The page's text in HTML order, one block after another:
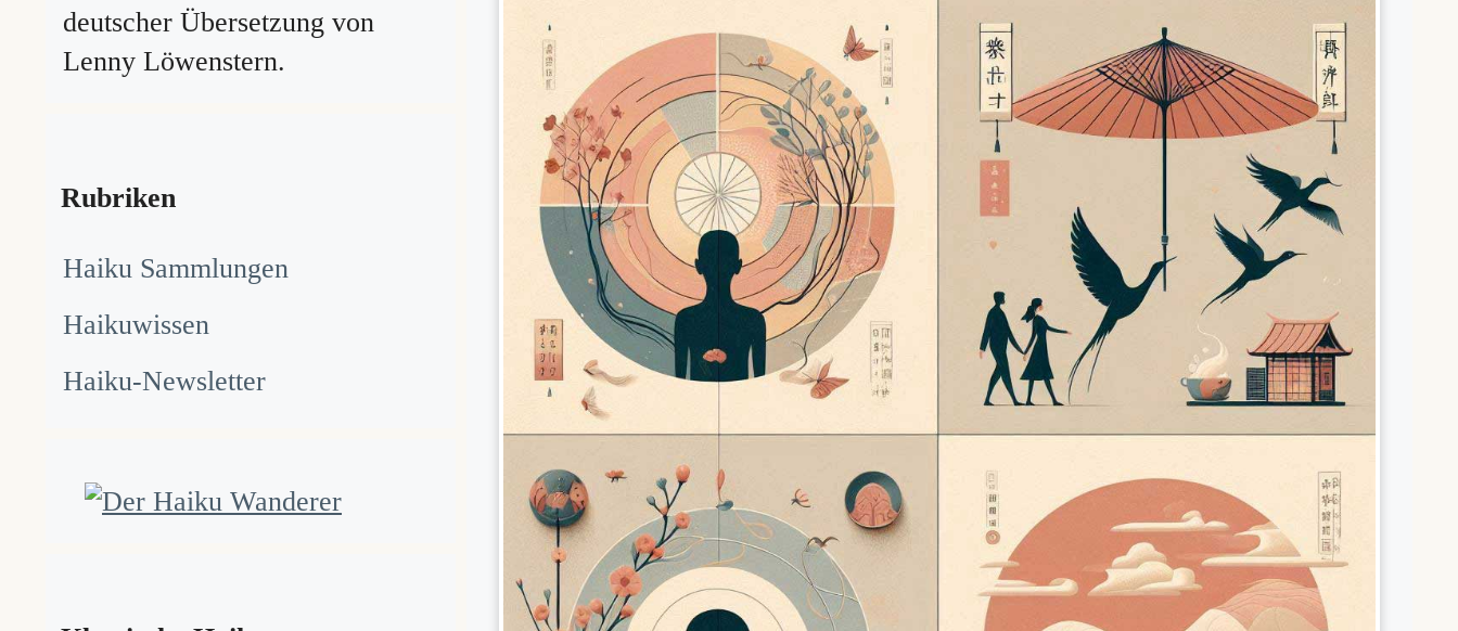
deutscher Übersetzung von
Lenny Löwenstern.
Rubriken
Haiku Sammlungen
Haikuwissen
Haiku-Newsletter